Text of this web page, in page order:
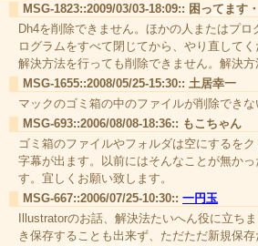
MSG-1823::2009/03/03-18:09:: 困ってます
Dh4を削除できません。ほかの人またはプ
ログラムをすべて閉じてから、やり直して
解決方法を行っても削除できません。解決方
MSG-1655::2008/05/25-15:30:: 土居幸一
マックのゴミ箱の中のファイルが削除でき
MSG-693::2006/08/08-18:36:: もこちゃん
ゴミ箱のファイルやフォルダは空にするを
字幕が出ます。以前にはそんなことが無か
す。宜しくお願い致します。
MSG-667::2006/07/25-10:30:: 一円玉
Illustratorのお話、解決法たいへん役に立ち
き保存することも出来ず、ただただ新規保